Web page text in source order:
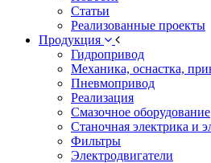
Статьи
Реализованные проекты
Продукция
Гидропривод
Механика, оснастка,
Пневмопривод
Реализация
Смазочное оборудование
Станочная электрика и
Фильтры
Электродвигатели